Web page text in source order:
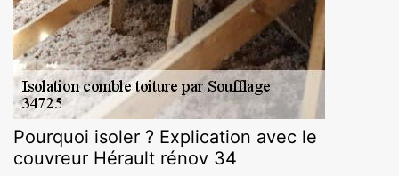
Pourquoi isoler ? Explication avec le
couvreur Hérault rénov 34